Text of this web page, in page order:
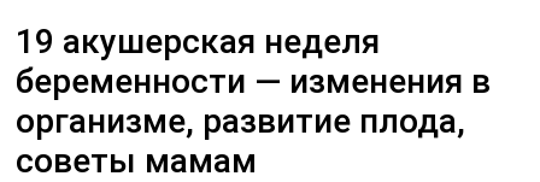
19 акушерская неделя
беременности — изменения в
организме, развитие плода,
советы мамам